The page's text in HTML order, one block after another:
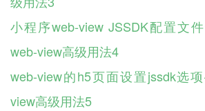
小程序web-view JSSDK配置
web-view高级用法4
web-view的h5页面设置jssdk选
view高级用法5